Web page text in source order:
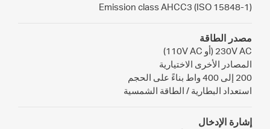
Emission class AHCC3 (ISO 15848-1)
مصدر الطاقة
230V AC (أو 110V AC)
المصادر الأخرى الاختيارية
200 إلى 400 واط بناءً على الحجم
استعداد البطارية / الطاقة الشمسية
إشارة الإدخال